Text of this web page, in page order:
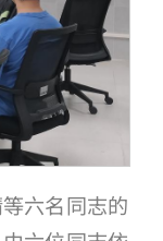
六名同志的